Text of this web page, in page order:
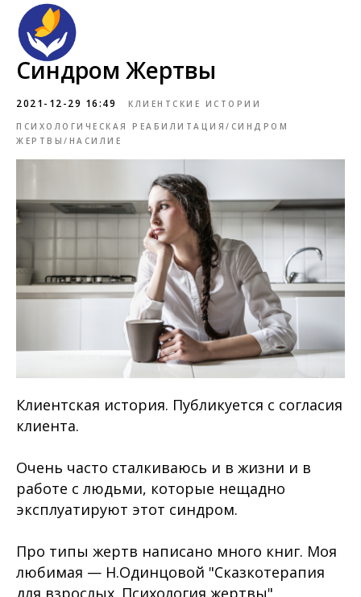
Синдром Жертвы
2021-12-29 16:49
КЛИЕНТСКИЕ ИСТОРИИ
ПСИХОЛОГИЧЕСКАЯ РЕАБИЛИТАЦИЯ/СИНДРОМ
ЖЕРТВЫ/НАСИЛИЕ
Клиентская история. Публикуется с согласия
клиента.
Очень часто сталкиваюсь и в жизни и в
работе с людьми, которые нещадно
эксплуатируют этот синдром.
Про типы жертв написано много книг. Моя
любимая — Н.Одинцовой "Сказкотерапия
для взрослых. Психология жертвы".